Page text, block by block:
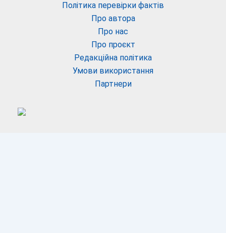
Політика перевірки фактів
Про автора
Про нас
Про проєкт
Редакційна політика
Умови використання
Партнери